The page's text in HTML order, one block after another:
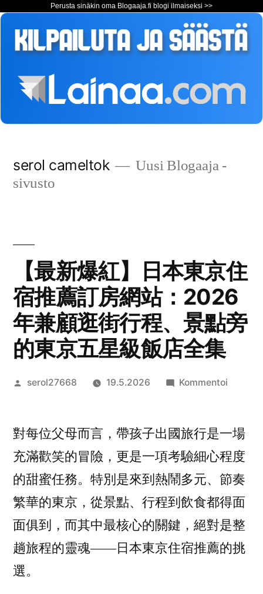
Perusta sinäkin oma Blogaaja.fi blogi ilmaiseksi >>
sisältöön
serol cameltok
Uusi Blogaaja -
sivusto
【最新爆紅】日本東京住
宿推薦訂房網站：2026
年兼顧逛街行程、景點旁
的東京五星級飯店全集
Artikkelin
serol27668 19.5.2026 Kommentoi
爆
紅】
日
本
東
住
宿
對每位父母而言，帶孩子出國旅行是一場
充滿歡笑的冒險，更是一項考驗細心程度
的甜蜜任務。特別是來到熱鬧多元、節奏
繁華的東京，從景點、行程到飲食都得面
面俱到，而其中最核心的關鍵，絕對是整
趟旅程的靈魂——日本東京住宿推薦的挑
選。